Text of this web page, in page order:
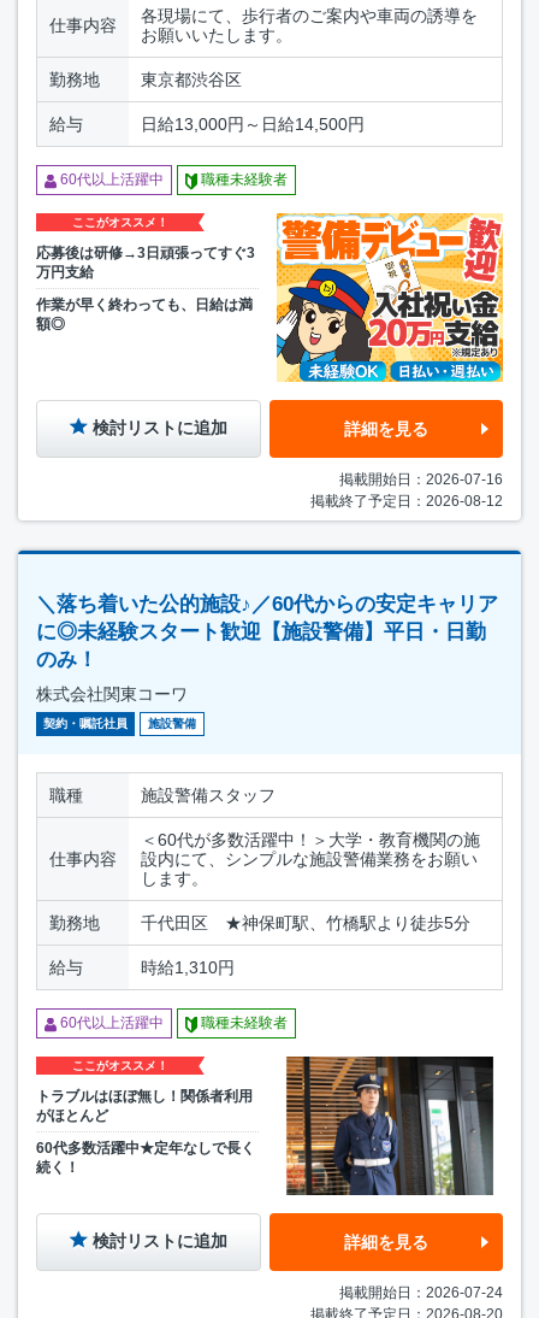
仕事内容
各現場にて、歩行者のご案内や車両の誘導を
お願いいたします。
勤務地 東京都渋谷区
給与 日給13,000円～日給14,500円
60代以上活躍中 職種未経験者
ここがオススメ！
応募後は研修→3日頑張ってすぐ3
万円支給
作業が早く終わっても、日給は満
額◎
検討リストに追加 詳細を見る
掲載開始日：2026-07-16
掲載終了予定日：2026-08-12
＼落ち着いた公的施設♪／60代からの安定キャリア
に◎未経験スタート歓迎【施設警備】平日・日勤
のみ！
株式会社関東コーワ
契約・嘱託社員 施設警備
職種 施設警備スタッフ
仕事内容
＜60代が多数活躍中！＞大学・教育機関の施
設内にて、シンプルな施設警備業務をお願い
します。
勤務地 千代田区 ★神保町駅、竹橋駅より徒歩5分
給与 時給1,310円
60代以上活躍中 職種未経験者
ここがオススメ！
トラブルはほぼ無し！関係者利用
がほとんど
60代多数活躍中★定年なしで長く
続く！
検討リストに追加 詳細を見る
掲載開始日：2026-07-24
掲載終了予定日：2026-08-20